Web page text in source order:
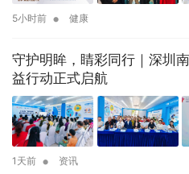
5小时前 • 健康
守护明眸，睛彩同行｜深圳
益行动正式启航
1天前 • 资讯